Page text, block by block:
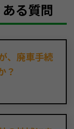
る質問
、廃車手続
？